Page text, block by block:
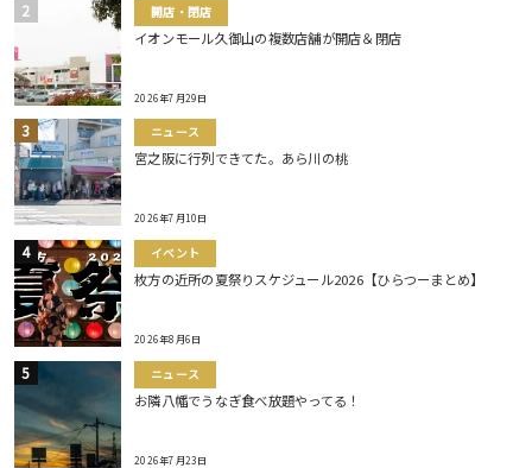
開店・閉店
イオンモール久御山の複数店舗が開店＆閉店
2026年7月29日
ニュース
宮之阪に行列できてた。あら川の桃
2026年7月10日
イベント
枚方の近所の夏祭りスケジュール2026【ひらつーまとめ】
2026年8月6日
ニュース
お隣八幡でうなぎ食べ放題やってる！
2026年7月23日